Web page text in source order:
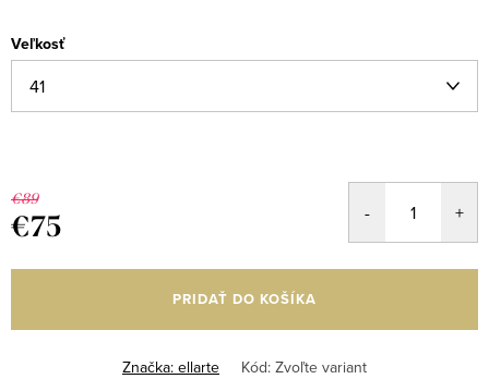
Veľkosť
€89
€75
cena:
PRIDAŤ DO KOŠÍKA
Značka: ellarte Kód: Zvoľte variant